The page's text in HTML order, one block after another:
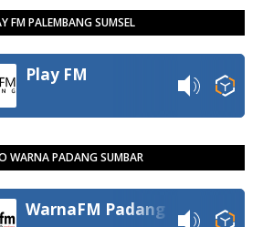
FM PALEMBANG SUMSEL
Play FM
WARNA PADANG SUMBAR
WarnaFM Padang